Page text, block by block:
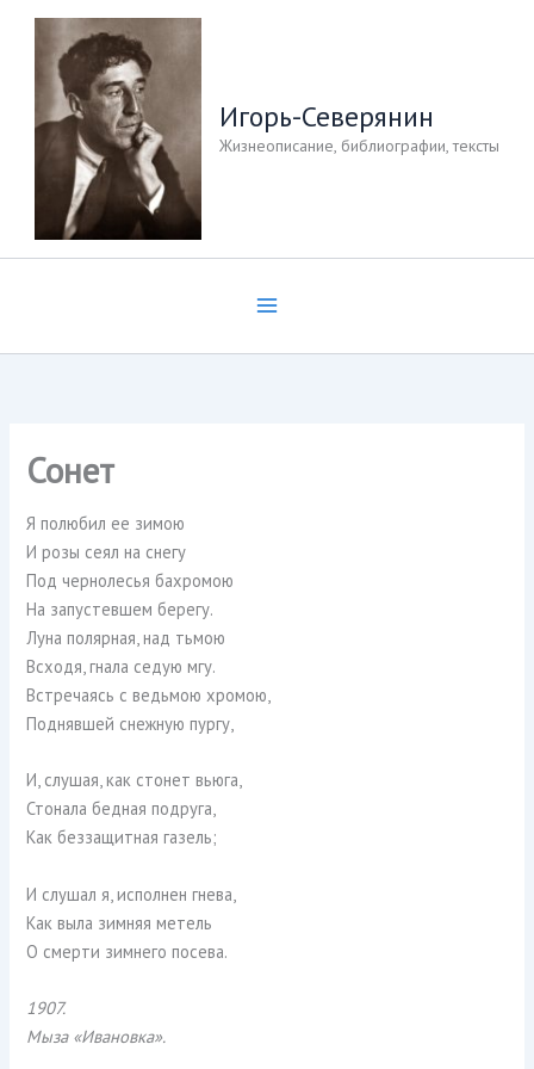
Перейти
содержимому
Игорь-Северянин
Жизнеописание, библиографии, тексты
Сонет
Я полюбил ее зимою
И розы сеял на снегу
Под чернолесья бахромою
На запустевшем берегу.
Луна полярная, над тьмою
Всходя, гнала седую мгу.
Встречаясь с ведьмою хромою,
Поднявшей снежную пургу,
И, слушая, как стонет вьюга,
Стонала бедная подруга,
Как беззащитная газель;
И слушал я, исполнен гнева,
Как выла зимняя метель
О смерти зимнего посева.
1907.
Мыза «Ивановка».